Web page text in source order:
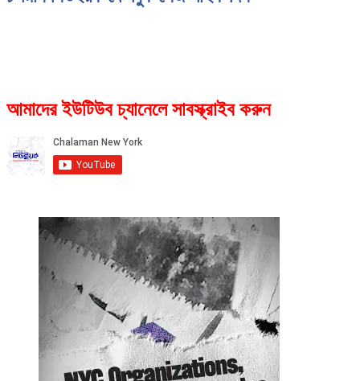
আমাদের ইউটিউব চ্যানেলে সাবস্ক্রাইব করুন